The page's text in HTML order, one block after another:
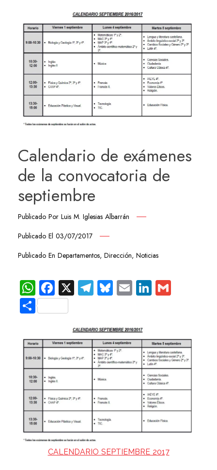
Calendario de exámenes
de la convocatoria de
septiembre
Publicado PorLuis M. Iglesias Albarrán
Publicado El03/07/2017
Publicado EnDepartamentos,Dirección,Noticias
WhatsApp
Facebook
X Telegram
Bluesky
EmailLinkedIn
Compartir
CALENDARIO SEPTIEMBRE 2017